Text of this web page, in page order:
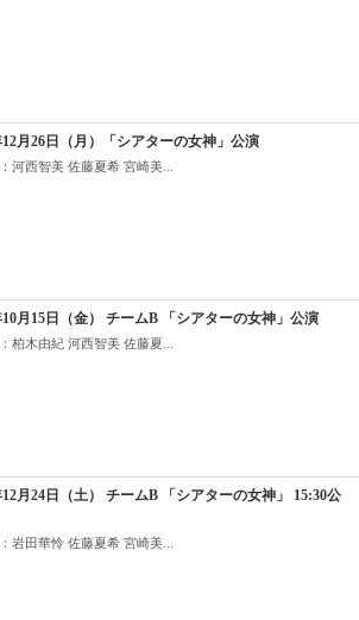
12月26日（月）「シアターの女神」公演
河西智美 佐藤夏希 宮崎美...
10月15日（金） チームB 「シアターの女神」公演
柏木由紀 河西智美 佐藤夏...
12月24日（土） チームB 「シアターの女神」 15:30公
岩田華怜 佐藤夏希 宮崎美...